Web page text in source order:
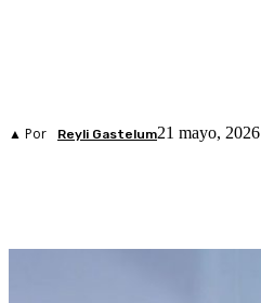
▲ Por Reyli Gastelum21 mayo, 2026